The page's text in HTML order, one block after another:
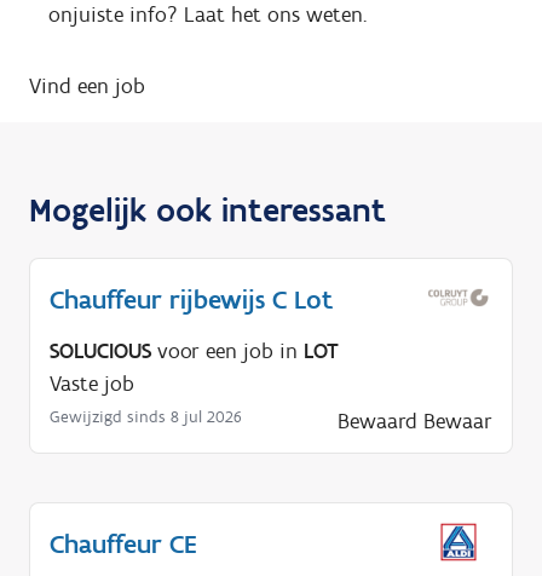
onjuiste info? Laat het ons weten.
Vind een job
Mogelijk ook interessant
Chauffeur rijbewijs C Lot
SOLUCIOUS voor een job in LOT
Vaste job
Gewijzigd sinds 8 jul 2026 Bewaard Bewaar
Chauffeur CE